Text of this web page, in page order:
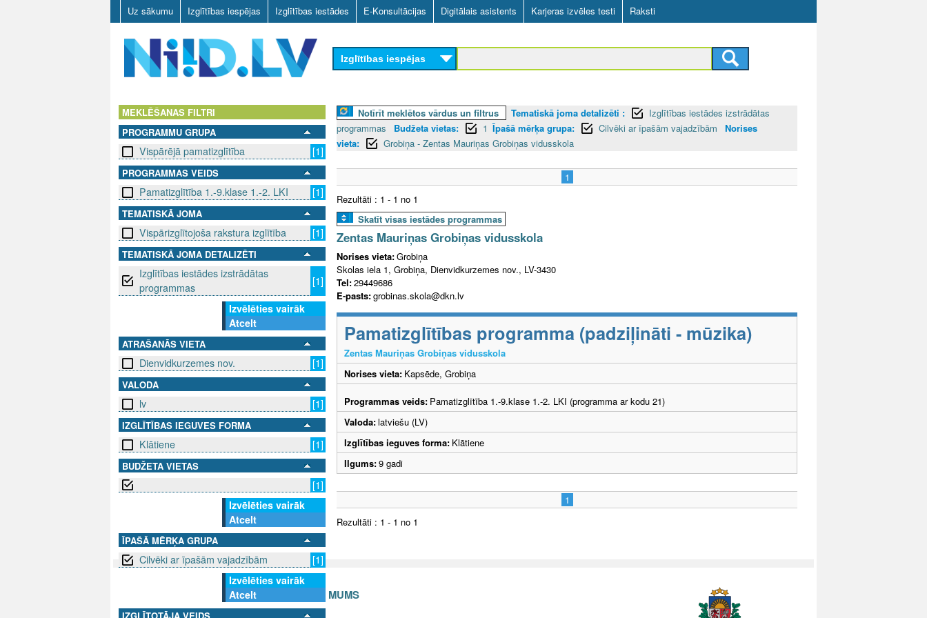
Skip
to
main
content
Uz sākumu Izglītības iespējas Izglītības iestādes E-Konsultācijas Digitālais asistents Karjeras izvēles testi Raksti
D
L
V
Izglītības iespējas
MEKLĒŠANAS FILTRI
PROGRAMMU GRUPA
Vispārējā pamatizglītība [1]
PROGRAMMAS VEIDS
Pamatizglītība 1.-9.klase 1.-2. LKI [1]
TEMATISKĀ JOMA
Vispārizglītojoša rakstura izglītība [1]
TEMATISKĀ JOMA DETALIZĒTI
Izglītības iestādes izstrādātas
programmas
[1]
Izvēlēties vairāk
Atcelt
ATRAŠANĀS VIETA
Dienvidkurzemes nov. [1]
VALODA
lv [1]
IZGLĪTĪBAS IEGUVES FORMA
Klātiene [1]
BUDŽETA VIETAS
[1]
Izvēlēties vairāk
Atcelt
ĪPAŠĀ MĒRĶA GRUPA
Cilvēki ar īpašām vajadzībām
[1]
Izvēlēties vairāk
Atcelt
Notīrīt meklētos vārdus un filtrus Tematiskā joma detalizēti :
Izglītības iestādes izstrādātas
programmas
Budžeta vietas: 1 Īpašā mērķa grupa: Cilvēki ar īpašām vajadzībām
Norises
vieta:
Grobiņa - Zentas Mauriņas Grobiņas vidusskola
1
Rezultāti : 1 - 1 no 1
Skatīt visas iestādes programmas
Zentas Mauriņas Grobiņas vidusskola
Norises vieta:Grobiņa
Skolas iela 1, Grobiņa, Dienvidkurzemes nov., LV-3430
Tel:29449686
E-pasts:grobinas.skola@dkn.lv
Pamatizglītības programma (padziļināti - mūzika)
Zentas Mauriņas Grobiņas vidusskola
Norises vieta: Kapsēde, Grobiņa
Programmas veids: Pamatizglītība 1.-9.klase 1.-2. LKI (programma ar kodu 21)
Valoda:latviešu (LV)
Izglītības ieguves forma: Klātiene
Ilgums:9 gadi
1
Rezultāti : 1 - 1 no 1
SAZINIES AR MUMS